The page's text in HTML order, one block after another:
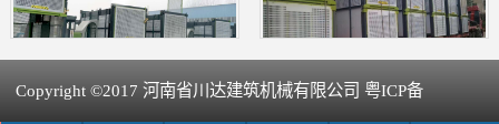
Copyright ©2017 河南省川达建筑机械有限公司 粤ICP备